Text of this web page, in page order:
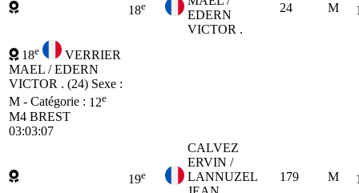
18e
EDERN
VICTOR .
24 M
18e
VERRIER
MAEL / EDERN
VICTOR . (24) Sexe :
M - Catégorie : 12e
M4 BREST
03:03:07
19e
CALVEZ
ERVIN /
LANNUZEL
179 M